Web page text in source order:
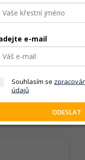
osvojují
e-mail
Souhlasím se
údajů
ODESLAT